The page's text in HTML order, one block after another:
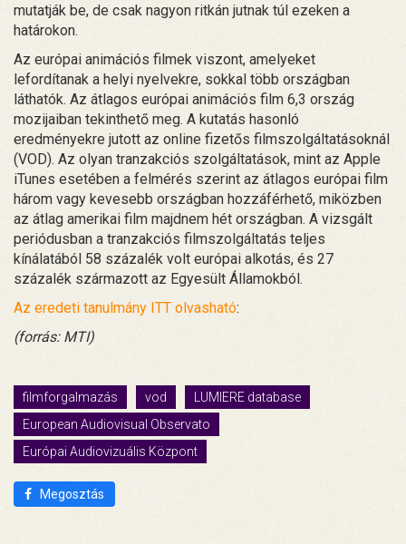
mutatják be, de csak nagyon ritkán jutnak túl ezeken a
határokon.
Az európai animációs filmek viszont, amelyeket
lefordítanak a helyi nyelvekre, sokkal több országban
láthatók. Az átlagos európai animációs film 6,3 ország
mozijaiban tekinthető meg. A kutatás hasonló
eredményekre jutott az online fizetős filmszolgáltatásoknál
(VOD). Az olyan tranzakciós szolgáltatások, mint az Apple
iTunes esetében a felmérés szerint az átlagos európai film
három vagy kevesebb országban hozzáférhető, miközben
az átlag amerikai film majdnem hét országban. A vizsgált
periódusban a tranzakciós filmszolgáltatás teljes
kínálatából 58 százalék volt európai alkotás, és 27
százalék származott az Egyesült Államokból.
Az eredeti tanulmány ITT olvasható:
(forrás: MTI)
filmforgalmazás vod
LUMIERE database
European Audiovisual Observato
Európai Audiovizuális Központ
Megosztás